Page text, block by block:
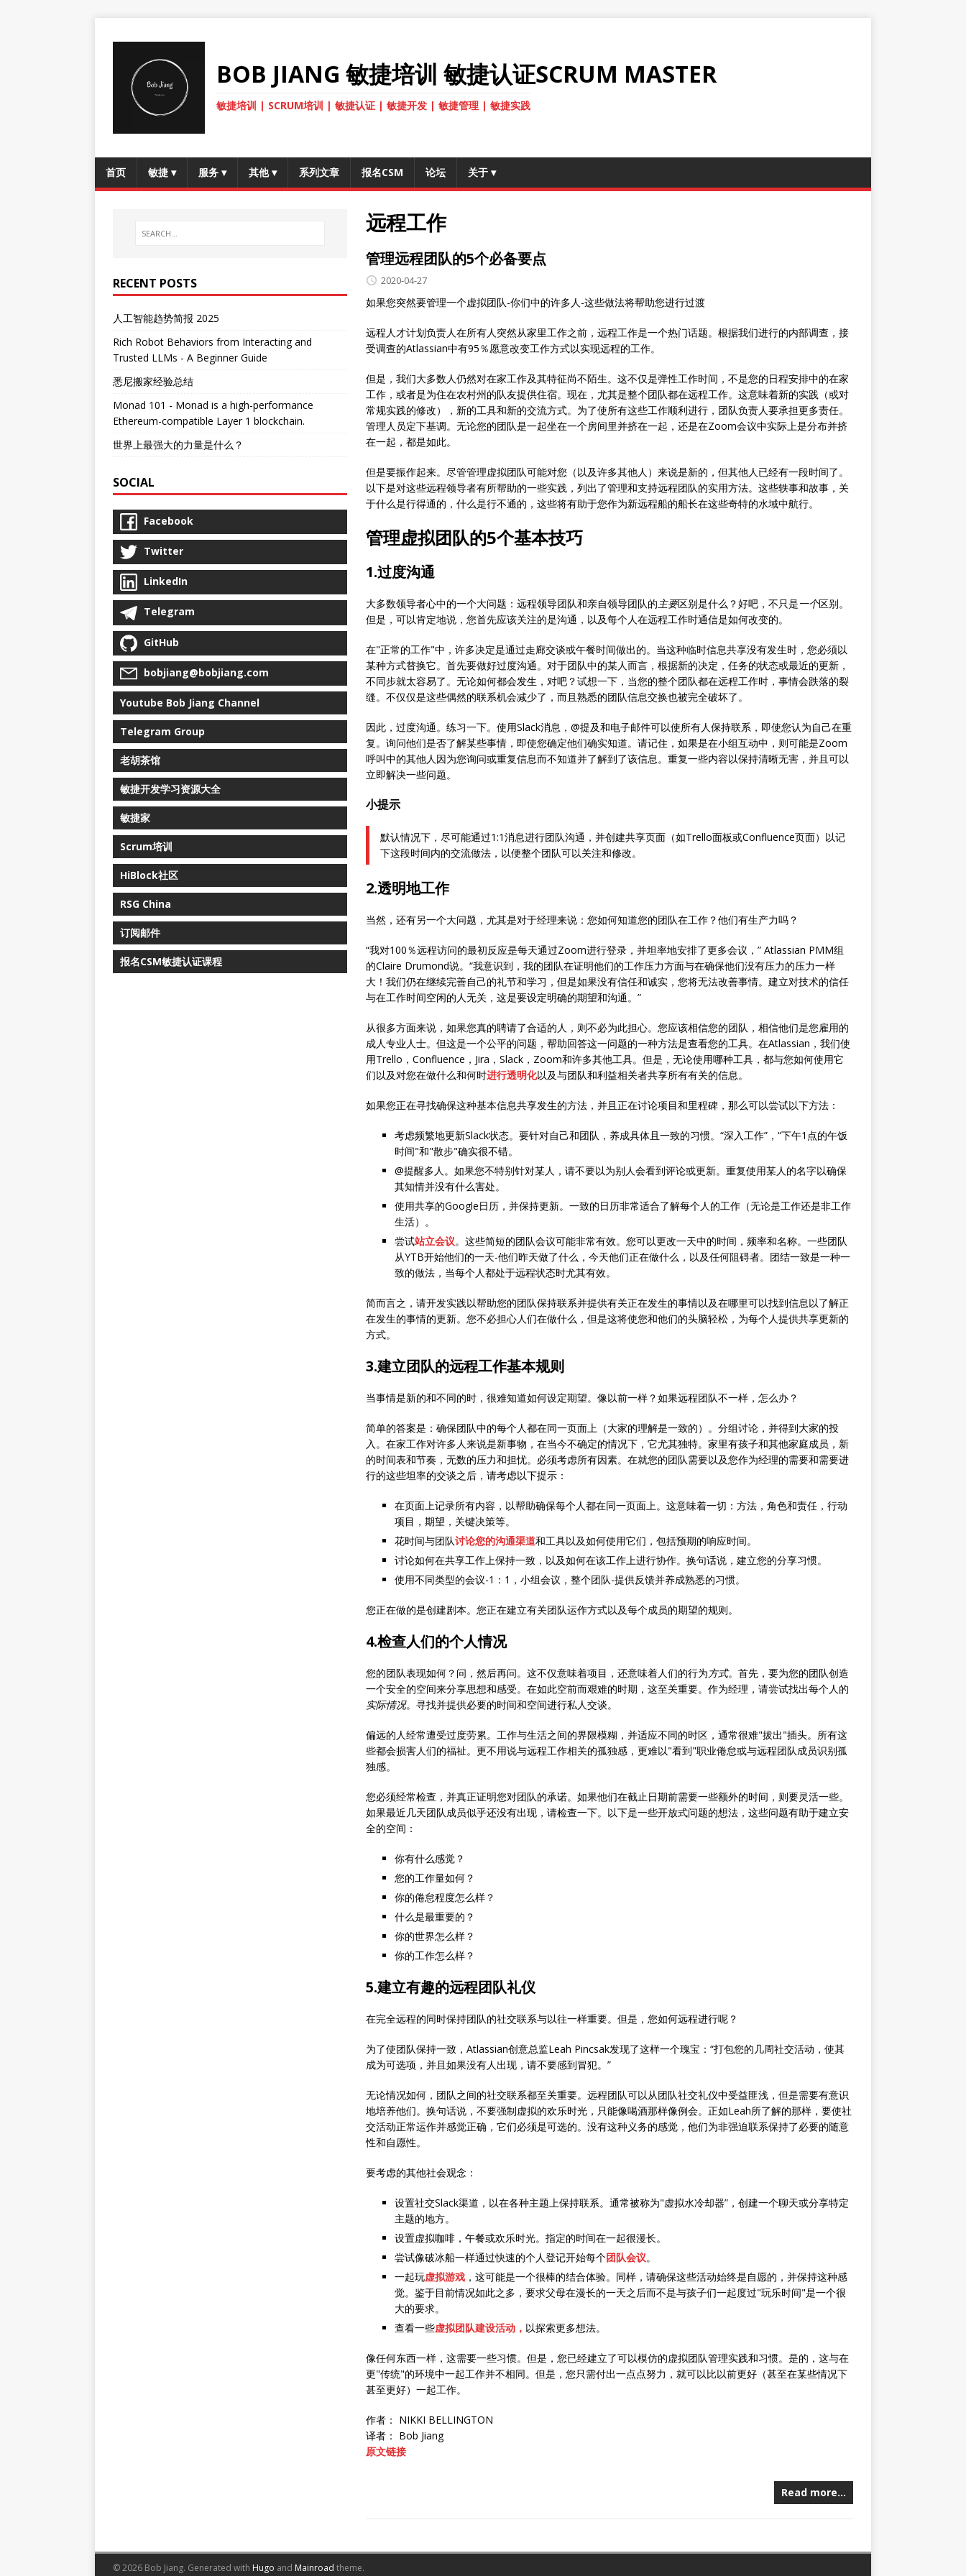
BOB JIANG 敏捷培训 敏捷认证SCRUM MASTER
敏捷培训 | SCRUM培训 | 敏捷认证 | 敏捷开发 | 敏捷管理 | 敏捷实践
首页 敏捷 ▾ 服务 ▾ 其他 ▾ 系列文章 报名CSM 论坛 关于 ▾
远程工作
管理远程团队的5个必备要点
2020-04-27
如果您突然要管理一个虚拟团队-你们中的许多人-这些做法将帮助您进行过渡
远程人才计划负责人在所有人突然从家里工作之前，远程工作是一个热门话题。根据我们进行的内部调查，接
受调查的Atlassian中有95％愿意改变工作方式以实现远程的工作。
但是，我们大多数人仍然对在家工作及其特征尚不陌生。这不仅是弹性工作时间，不是您的日程安排中的在家
工作，或者是为住在农村州的队友提供住宿。现在，尤其是整个团队都在远程工作。这意味着新的实践（或对
常规实践的修改），新的工具和新的交流方式。为了使所有这些工作顺利进行，团队负责人要承担更多责任。
管理人员定下基调。无论您的团队是一起坐在一个房间里并挤在一起，还是在Zoom会议中实际上是分布并挤
在一起，都是如此。
但是要振作起来。尽管管理虚拟团队可能对您（以及许多其他人）来说是新的，但其他人已经有一段时间了。
以下是对这些远程领导者有所帮助的一些实践，列出了管理和支持远程团队的实用方法。这些轶事和故事，关
于什么是行得通的，什么是行不通的，这些将有助于您作为新远程船的船长在这些奇特的水域中航行。
管理虚拟团队的5个基本技巧
1.过度沟通
大多数领导者心中的一个大问题：远程领导团队和亲自领导团队的 主要区别是什么？好吧，不只是一个区别。
但是，可以肯定地说，您首先应该关注的是沟通，以及每个人在远程工作时通信是如何改变的。
在"正常的工作"中，许多决定是通过走廊交谈或午餐时间做出的。当这种临时信息共享没有发生时，您必须以
某种方式替换它。首先要做好过度沟通。对于团队中的某人而言，根据新的决定，任务的状态或最近的更新，
不同步就太容易了。无论如何都会发生，对吧？试想一下，当您的整个团队都在远程工作时，事情会跌落的裂
缝。不仅仅是这些偶然的联系机会减少了，而且熟悉的团队信息交换也被完全破坏了。
因此，过度沟通。练习一下。使用Slack消息，@提及和电子邮件可以使所有人保持联系，即使您认为自己在重
复。询问他们是否了解某些事情，即使您确定他们确实知道。请记住，如果是在小组互动中，则可能是Zoom
呼叫中的其他人因为您询问或重复信息而不知道并了解到了该信息。重复一些内容以保持清晰无害，并且可以
立即解决一些问题。
小提示
默认情况下，尽可能通过1:1消息进行团队沟通，并创建共享页面（如Trello面板或Confluence页面）以记
下这段时间内的交流做法，以便整个团队可以关注和修改。
2.透明地工作
当然，还有另一个大问题，尤其是对于经理来说：您如何知道您的团队在工作？他们有生产力吗？
“我对100％远程访问的最初反应是每天通过Zoom进行登录，并坦率地安排了更多会议，” Atlassian PMM组
的Claire Drumond说。“我意识到，我的团队在证明他们的工作压力方面与在确保他们没有压力的压力一样
大！我们仍在继续完善自己的礼节和学习，但是如果没有信任和诚实，您将无法改善事情。建立对技术的信任
与在工作时间空闲的人无关，这是要设定明确的期望和沟通。”
从很多方面来说，如果您真的聘请了合适的人，则不必为此担心。您应该相信您的团队，相信他们是您雇用的
成人专业人士。但这是一个公平的问题，帮助回答这一问题的一种方法是查看您的工具。在Atlassian，我们使
用Trello，Confluence，Jira，Slack，Zoom和许多其他工具。但是，无论使用哪种工具，都与您如何使用它
们以及对您在做什么和何时进行透明化以及与团队和利益相关者共享所有有关的信息。
如果您正在寻找确保这种基本信息共享发生的方法，并且正在讨论项目和里程碑，那么可以尝试以下方法：
考虑频繁地更新Slack状态。要针对自己和团队，养成具体且一致的习惯。“深入工作”，“下午1点的午饭
时间"和"散步"确实很不错。
@提醒多人。如果您不特别针对某人，请不要以为别人会看到评论或更新。重复使用某人的名字以确保
其知情并没有什么害处。
使用共享的Google日历，并保持更新。一致的日历非常适合了解每个人的工作（无论是工作还是非工作
生活）。
尝试站立会议。这些简短的团队会议可能非常有效。您可以更改一天中的时间，频率和名称。一些团队
从YTB开始他们的一天-他们昨天做了什么，今天他们正在做什么，以及任何阻碍者。团结一致是一种一
致的做法，当每个人都处于远程状态时尤其有效。
简而言之，请开发实践以帮助您的团队保持联系并提供有关正在发生的事情以及在哪里可以找到信息以了解正
在发生的事情的更新。您不必担心人们在做什么，但是这将使您和他们的头脑轻松，为每个人提供共享更新的
方式。
3.建立团队的远程工作基本规则
当事情是新的和不同的时，很难知道如何设定期望。像以前一样？如果远程团队不一样，怎么办？
简单的答案是：确保团队中的每个人都在同一页面上（大家的理解是一致的）。分组讨论，并得到大家的投
入。在家工作对许多人来说是新事物，在当今不确定的情况下，它尤其独特。家里有孩子和其他家庭成员，新
的时间表和节奏，无数的压力和担忧。必须考虑所有因素。在就您的团队需要以及您作为经理的需要和需要进
行的这些坦率的交谈之后，请考虑以下提示：
在页面上记录所有内容，以帮助确保每个人都在同一页面上。这意味着一切：方法，角色和责任，行动
项目，期望，关键决策等。
花时间与团队讨论您的沟通渠道和工具以及如何使用它们，包括预期的响应时间。
讨论如何在共享工作上保持一致，以及如何在该工作上进行协作。换句话说，建立您的分享习惯。
使用不同类型的会议-1：1，小组会议，整个团队-提供反馈并养成熟悉的习惯。
您正在做的是创建剧本。您正在建立有关团队运作方式以及每个成员的期望的规则。
4.检查人们的个人情况
您的团队表现如何？问，然后再问。这不仅意味着项目，还意味着人们的行为方式。首先，要为您的团队创造
一个安全的空间来分享思想和感受。在如此空前而艰难的时期，这至关重要。作为经理，请尝试找出每个人的
实际情况。寻找并提供必要的时间和空间进行私人交谈。
偏远的人经常遭受过度劳累。工作与生活之间的界限模糊，并适应不同的时区，通常很难"拔出"插头。所有这
些都会损害人们的福祉。更不用说与远程工作相关的孤独感，更难以"看到"职业倦怠或与远程团队成员识别孤
独感。
您必须经常检查，并真正证明您对团队的承诺。如果他们在截止日期前需要一些额外的时间，则要灵活一些。
如果最近几天团队成员似乎还没有出现，请检查一下。以下是一些开放式问题的想法，这些问题有助于建立安
全的空间：
你有什么感觉？
您的工作量如何？
你的倦怠程度怎么样？
什么是最重要的？
你的世界怎么样？
你的工作怎么样？
5.建立有趣的远程团队礼仪
在完全远程的同时保持团队的社交联系与以往一样重要。但是，您如何远程进行呢？
为了使团队保持一致，Atlassian创意总监Leah Pincsak发现了这样一个瑰宝：“打包您的几周社交活动，使其
成为可选项，并且如果没有人出现，请不要感到冒犯。”
无论情况如何，团队之间的社交联系都至关重要。远程团队可以从团队社交礼仪中受益匪浅，但是需要有意识
地培养他们。换句话说，不要强制虚拟的欢乐时光，只能像喝酒那样像例会。正如Leah所了解的那样，要使社
交活动正常运作并感觉正确，它们必须是可选的。没有这种义务的感觉，他们为非强迫联系保持了必要的随意
性和自愿性。
要考虑的其他社会观念：
设置社交Slack渠道，以在各种主题上保持联系。通常被称为"虚拟水冷却器”，创建一个聊天或分享特定
主题的地方。
设置虚拟咖啡，午餐或欢乐时光。指定的时间在一起很漫长。
尝试像破冰船一样通过快速的个人登记开始每个团队会议。
一起玩虚拟游戏，这可能是一个很棒的结合体验。同样，请确保这些活动始终是自愿的，并保持这种感
觉。鉴于目前情况如此之多，要求父母在漫长的一天之后而不是与孩子们一起度过"玩乐时间"是一个很
大的要求。
查看一些虚拟团队建设活动， 以探索更多想法。
像任何东西一样，这需要一些习惯。但是，您已经建立了可以模仿的虚拟团队管理实践和习惯。是的，这与在
更"传统"的环境中一起工作并不相同。但是，您只需付出一点点努力，就可以比以前更好（甚至在某些情况下
甚至更好）一起工作。
作者： NIKKI BELLINGTON
译者： Bob Jiang
原文链接
Read more…
RECENT POSTS
人工智能趋势简报 2025
Rich Robot Behaviors from Interacting and
Trusted LLMs - A Beginner Guide
悉尼搬家经验总结
Monad 101 - Monad is a high-performance
Ethereum-compatible Layer 1 blockchain.
世界上最强大的力量是什么？
SOCIAL
Facebook
Twitter
LinkedIn
Telegram
GitHub
bobjiang@bobjiang.com
Youtube Bob Jiang Channel
Telegram Group
老胡茶馆
敏捷开发学习资源大全
敏捷家
Scrum培训
HiBlock社区
RSG China
订阅邮件
报名CSM敏捷认证课程
© 2026 Bob Jiang. Generated with Hugo and Mainroad theme.